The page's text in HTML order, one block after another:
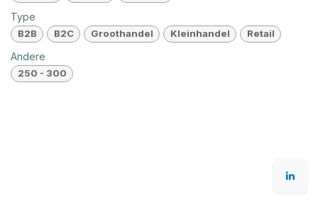
Type
B2B B2C Groothandel Kleinhandel Retail
Andere
250 - 300